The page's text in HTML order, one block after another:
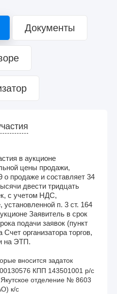
Документы
в аукционе
цены продажи,
о продаже и составляет 34
двести тридцать
с учетом НДС,
установленной п. 3 ст. 164
Заявитель в срок
подачи заявок (пункт
организатора торгов,
на ЭТП.
вносится задаток
КПП 143501001 р/с
отделение № 8603
к/с